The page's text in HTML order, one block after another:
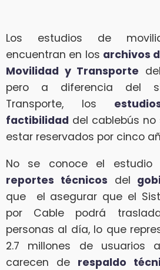
Los estudios de
encuentran en los archivos
Movilidad y Transporte
pero a diferencia del
Transporte, los
factibilidad del cablebús
estar reservados por cinco
No se conoce el estudio
reportes técnicos del
que el asegurar que el
por Cable podrá
personas al día, lo que
2.7 millones de usuarios
carecen de respaldo